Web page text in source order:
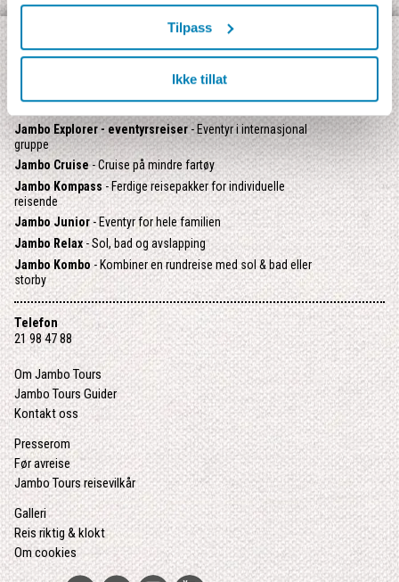
Tilpass
Ikke tillat
OPPDAG VÅRE ULIKE TYPER REISER:
- Rundreise med Jamboguide
Jambo Explorer - eventyrsreiser- Eventyr i internasjonal
gruppe
Jambo Cruise- Cruise på mindre fartøy
Jambo Kompass- Ferdige reisepakker for individuelle
reisende
Jambo Junior- Eventyr for hele familien
Jambo Relax- Sol, bad og avslapping
Jambo Kombo- Kombiner en rundreise med sol & bad eller
storby
Telefon
21 98 47 88
Om Jambo Tours
Jambo Tours Guider
Kontakt oss
Presserom
Før avreise
Jambo Tours reisevilkår
Galleri
Reis riktig & klokt
Om cookies